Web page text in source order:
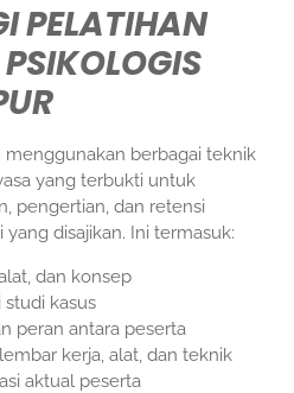
PELATIHAN
menggunakan berbagai teknik
yang terbukti untuk
pengertian, dan retensi
disajikan. Ini termasuk:
dan konsep
studi kasus
peran antara peserta
kerja, alat, dan teknik
aktual peserta